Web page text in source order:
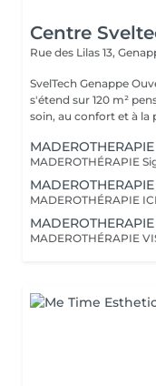
Centre
Rue des Lilas 13,
SvelTech Genappe Ouvert en octobre 2024, SvelTech Genappe
s'étend sur 120 m²
soin, au confort et à la
MADEROTHERAPIE